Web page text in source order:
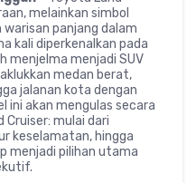
melainkan simbol
panjang dalam
kali diperkenalkan pada
menjelma menjadi SUV
medan berat,
jalanan kota dengan
ini akan mengulas secara
mulai dari
keselamatan, hingga
menjadi pilihan utama